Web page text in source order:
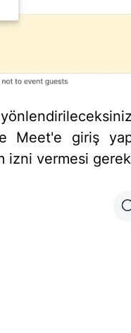
Meet'e giriş
izni vermesi